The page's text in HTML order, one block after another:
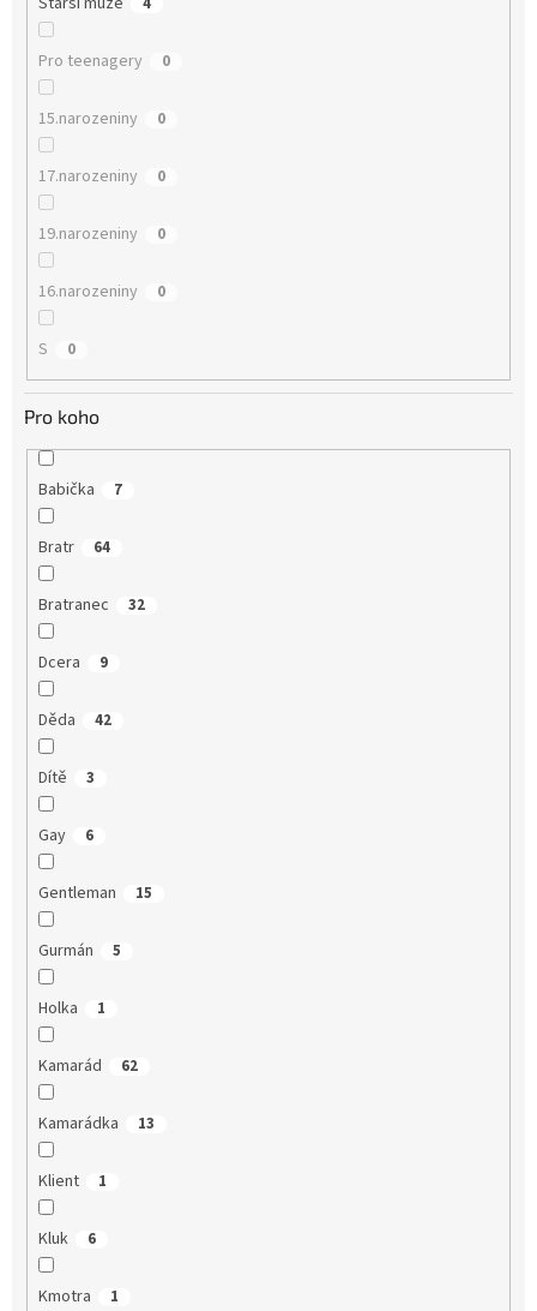
Pro teenagery 0
15.narozeniny 0
17.narozeniny 0
19.narozeniny 0
16.narozeniny 0
S 0
Pro koho
Babička 7
Bratr 64
Bratranec 32
Dcera 9
Děda 42
Dítě 3
Gay 6
Gentleman 15
Gurmán 5
Holka 1
Kamarád 62
Kamarádka 13
Klient 1
Kluk 6
Kmotra 1